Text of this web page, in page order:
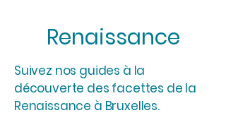
Renaissance
Suivez nos guides à la
découverte des facettes de la
Renaissance à Bruxelles.